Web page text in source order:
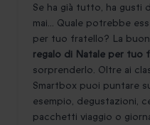
Se ha già tutto, ha gusti
mai... Quale potrebbe
per tuo fratello? La
regalo di Natale per tuo
sorprenderlo. Oltre ai
Smartbox puoi puntare
esempio, degustazioni,
pacchetti viaggio o